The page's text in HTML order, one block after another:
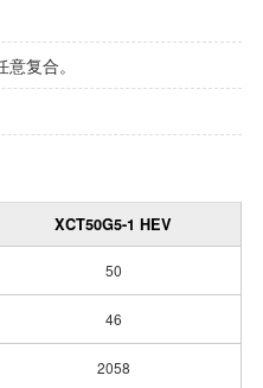
复合。
XCT50G5-1 HEV
50
46
2058